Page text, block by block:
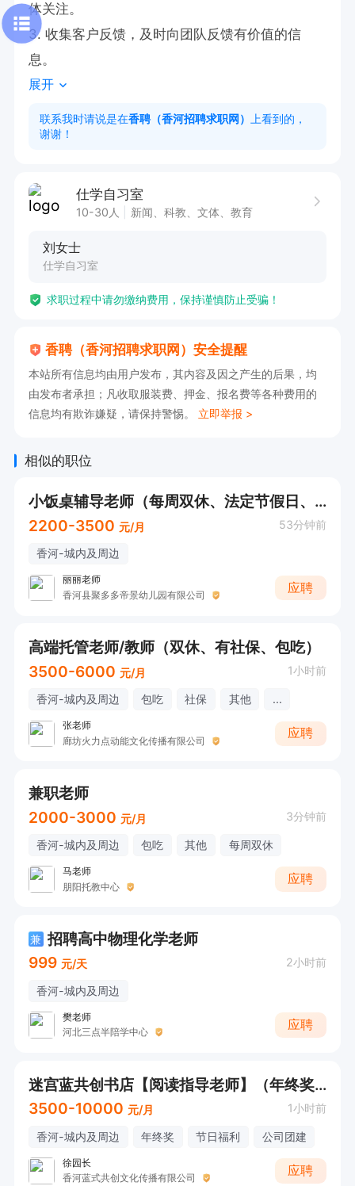
体关注。
3. 收集客户反馈，及时向团队反馈有价值的信
息。
展开
联系我时请说是在香聘（香河招聘求职网）
上看到的，
谢谢！
仕学自习室
10-30人 新闻、科教、文体、教育
刘女士
仕学自习室
求职过程中请勿缴纳费用，保持谨慎防止受骗！
香聘（香河招聘求职网）安全提醒
本站所有信息均由用户发布，其内容及因之产生的后果，均
由发布者承担；凡收取服装费、押金、报名费等各种费用的
信息均有欺诈嫌疑，请保持警惕。 立即举报 >
相似的职位
小饭桌辅导老师（每周双休、法定节假日、提供午饭）
2200-3500 元/月 53分钟前
香河-城内及周边
丽丽老师
香河县聚多多帝景幼儿园有限公司
应聘
高端托管老师/教师（双休、有社保、包吃）
3500-6000 元/月 1小时前
香河-城内及周边 包吃 社保 其他 ...
张老师
廊坊火力点动能文化传播有限公司
应聘
兼职老师
2000-3000 元/月 3分钟前
香河-城内及周边 包吃 其他 每周双休
马老师
朋阳托教中心
应聘
兼 招聘高中物理化学老师
999 元/天 2小时前
香河-城内及周边
樊老师
河北三点半陪学中心
应聘
迷宫蓝共创书店【阅读指导老师】（年终奖）
3500-10000 元/月 1小时前
香河-城内及周边 年终奖 节日福利 公司团建
徐园长
香河蓝式共创文化传播有限公司
应聘